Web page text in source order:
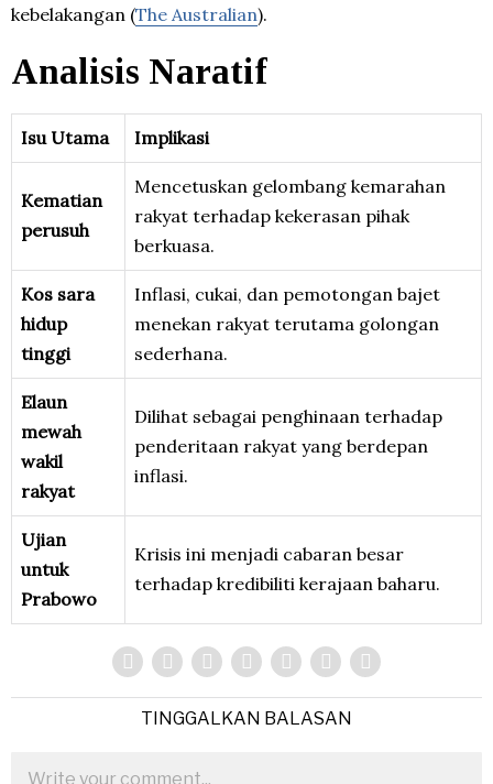
kebelakangan (The Australian).
Analisis Naratif
Isu Utama Implikasi
Kematian
perusuh
Mencetuskan gelombang kemarahan
rakyat terhadap kekerasan pihak
berkuasa.
Kos sara
hidup
tinggi
Inflasi, cukai, dan pemotongan bajet
menekan rakyat terutama golongan
sederhana.
Elaun
mewah
wakil
rakyat
Dilihat sebagai penghinaan terhadap
penderitaan rakyat yang berdepan
inflasi.
Ujian
untuk
Prabowo
Krisis ini menjadi cabaran besar
terhadap kredibiliti kerajaan baharu.
TINGGALKAN BALASAN